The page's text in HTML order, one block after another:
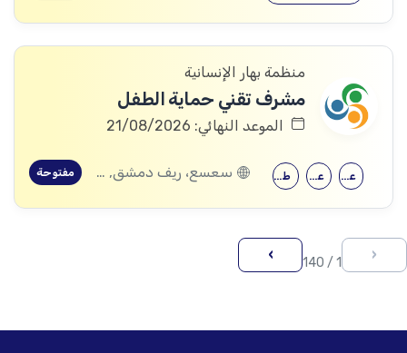
منظمة بهار الإنسانية
مشرف تقني حماية الطفل
الموعد النهائي: 21/08/2026
طب الأطفال علم اجتماع علم النفس سعسع، ريف دمشق, قدسيا، ريف دمشق, قطنا، ريف دمشق, مضايا، ريف دمشق, الديماس، ريف دمشق, سرغايا، ريف دمشق, بيت جن، ريف دمشق, عين الفيجة، ريف دمشق مفتوحة
‹
1 / 140
›